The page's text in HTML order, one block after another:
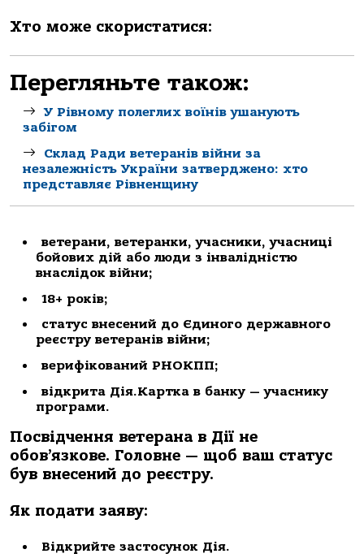
Хто може скористатися:
Перегляньте також:
У Рівному полеглих воїнів ушанують
забігом
Склад Ради ветеранів війни за
незалежність України затверджено: хто
представляє Рівненщину
ветерани, ветеранки, учасники, учасниці
бойових дій або люди з інвалідністю
внаслідок війни;
18+ років;
статус внесений до Єдиного державного
реєстру ветеранів війни;
верифікований РНОКПП;
відкрита Дія.Картка в банку — учаснику
програми.
Посвідчення ветерана в Дії не
обов’язкове. Головне — щоб ваш статус
був внесений до реєстру.
Як подати заяву:
Відкрийте застосунок Дія.